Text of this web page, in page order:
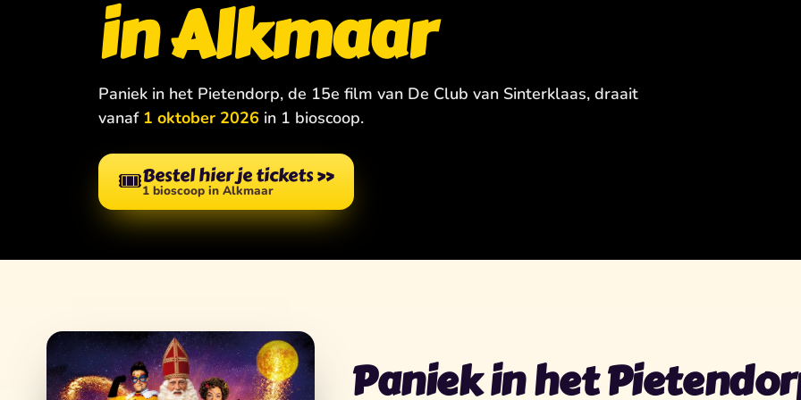
in Alkmaar
Paniek in het Pietendorp, de 15e film van De Club van Sinterklaas, draait
vanaf 1 oktober 2026 in 1 bioscoop.
🎟️Bestel hier je tickets»
1 bioscoop in Alkmaar
Paniek in het